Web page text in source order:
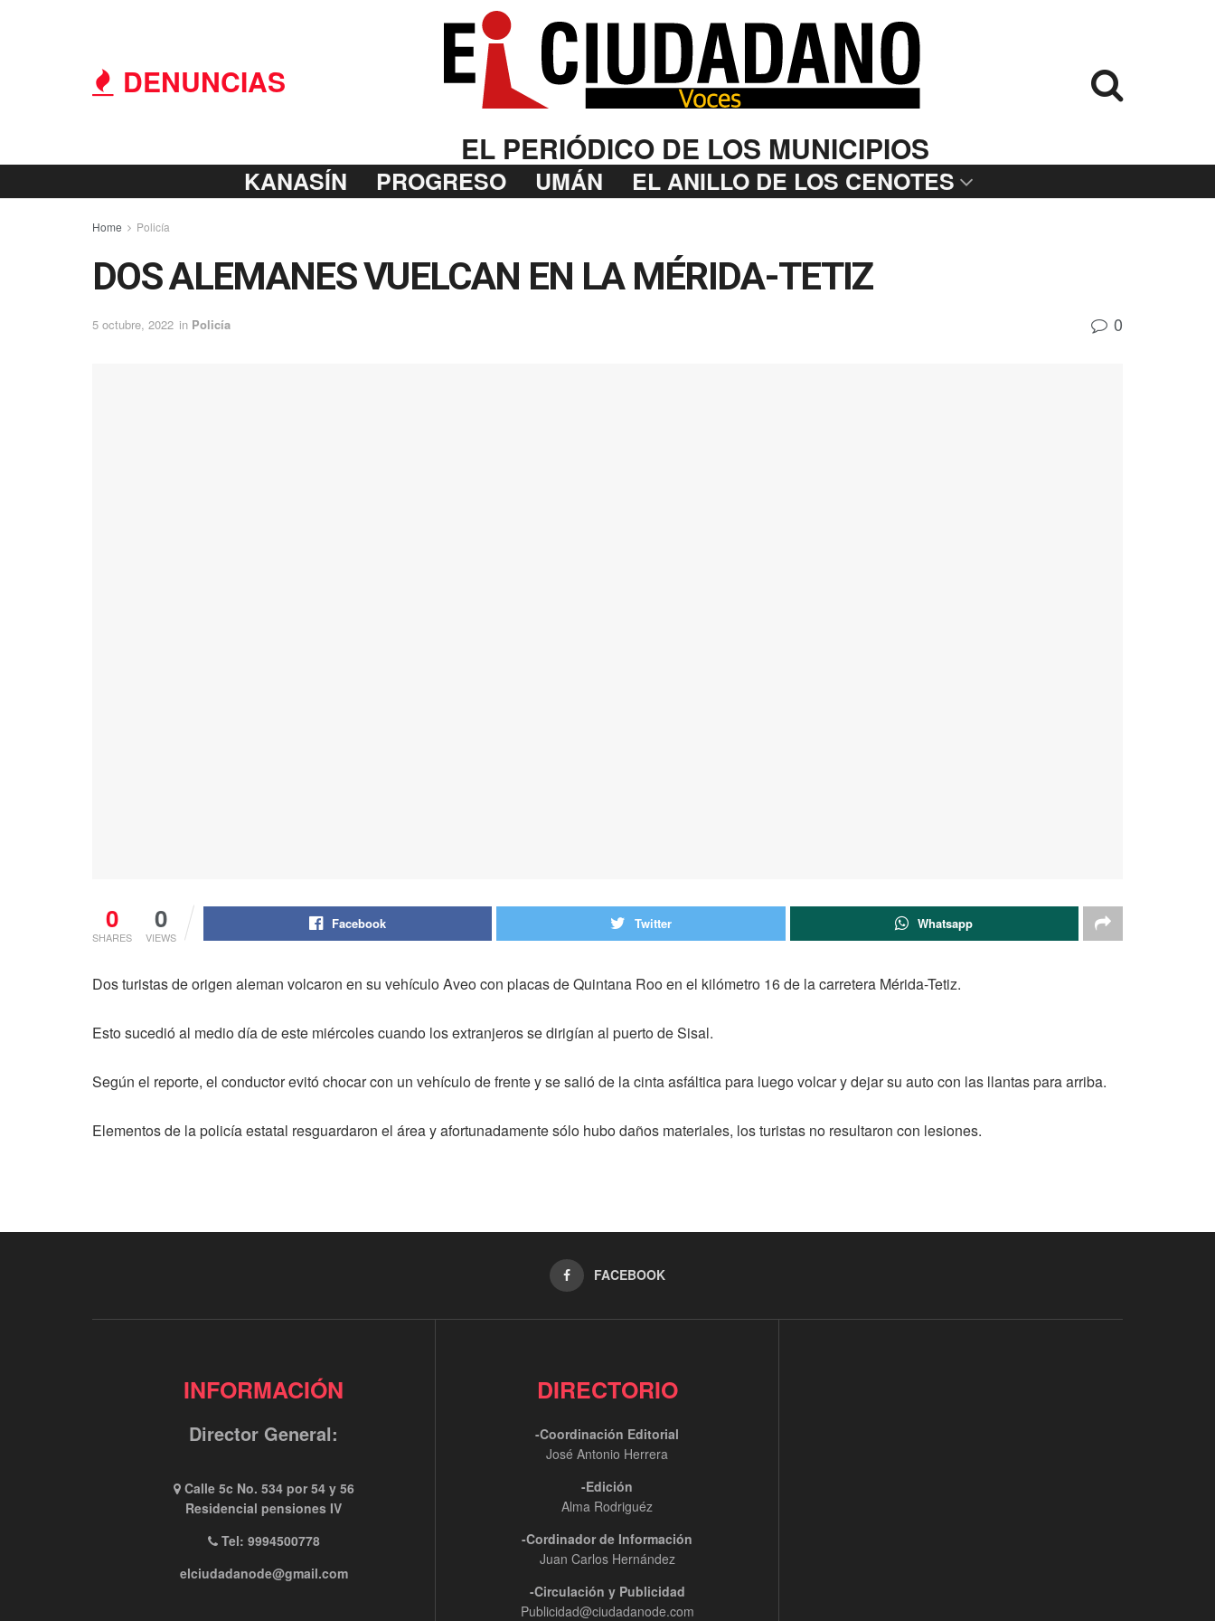
DENUNCIAS
EL PERIÓDICO DE LOS MUNICIPIOS
KANASÍN PROGRESO UMÁN EL ANILLO DE LOS CENOTES
Home Policía
DOS ALEMANES VUELCAN EN LA MÉRIDA-TETIZ
5 octubre, 2022 in Policía 0
0
SHARES
0
VIEWS
Facebook Twitter Whatsapp
Dos turistas de origen aleman volcaron en su vehículo Aveo con placas de Quintana Roo en el kilómetro 16 de la carretera Mérida-Tetiz.
Esto sucedió al medio día de este miércoles cuando los extranjeros se dirigían al puerto de Sisal.
Según el reporte, el conductor evitó chocar con un vehículo de frente y se salió de la cinta asfáltica para luego volcar y dejar su auto con las llantas para arriba.
Elementos de la policía estatal resguardaron el área y afortunadamente sólo hubo daños materiales, los turistas no resultaron con lesiones.
FACEBOOK
INFORMACIÓN
Director General:
Calle 5c No. 534 por 54 y 56
Residencial pensiones IV
Tel: 9994500778
elciudadanode@gmail.com
DIRECTORIO
-Coordinación Editorial
José Antonio Herrera
-Edición
Alma Rodriguéz
-Cordinador de Información
Juan Carlos Hernández
-Circulación y Publicidad
Publicidad@ciudadanode.com